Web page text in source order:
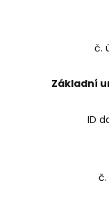
č.
Základní
ID
č.